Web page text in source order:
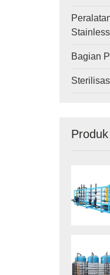
Bagian